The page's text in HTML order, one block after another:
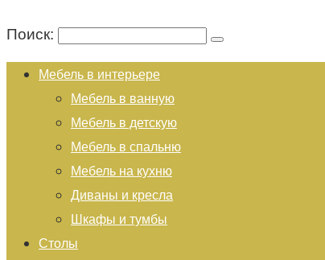
Поиск:
Мебель в интерьере
Мебель в ванную
Мебель в детскую
Мебель в спальню
Мебель на кухню
Диваны и кресла
Шкафы и тумбы
Столы